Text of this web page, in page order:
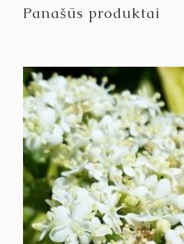
Panašūs produktai